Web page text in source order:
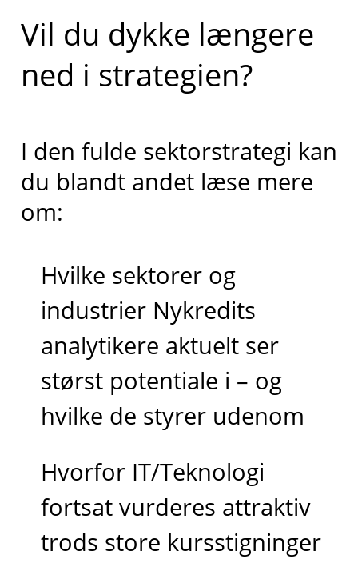
Vil du dykke længere
ned i strategien?
I den fulde sektorstrategi kan
du blandt andet læse mere
om:
Hvilke sektorer og
industrier Nykredits
analytikere aktuelt ser
størst potentiale i – og
hvilke de styrer udenom
Hvorfor IT/Teknologi
fortsat vurderes attraktiv
trods store kursstigninger